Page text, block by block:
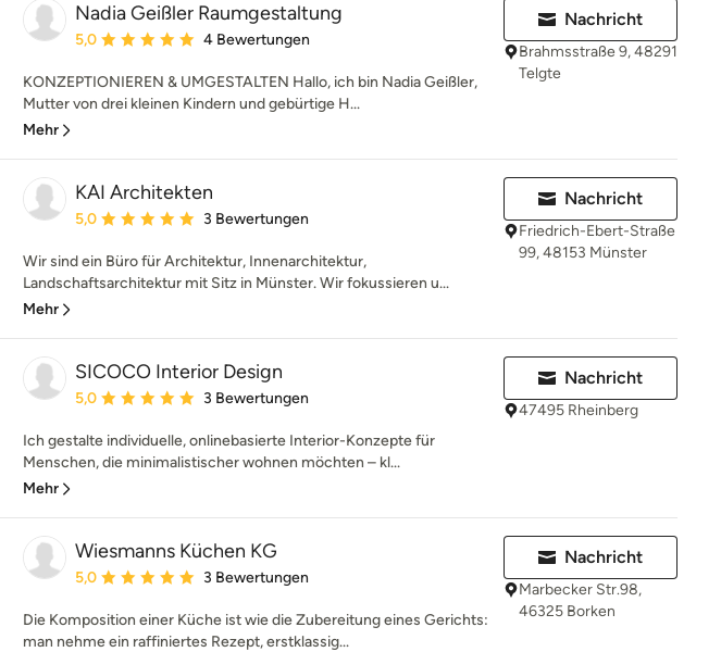
Nadia Geißler Raumgestaltung
Durchschnittliche Bewertung: 5 von 5 Sternen
5,0 4 Bewertungen
KONZEPTIONIEREN & UMGESTALTEN Hallo, ich bin Nadia Geißler,
Mutter von drei kleinen Kindern und gebürtige H...
Mehr
Nachricht
Brahmsstraße 9, 48291
Telgte
KAI Architekten
Durchschnittliche Bewertung: 5 von 5 Sternen
5,0 3 Bewertungen
Wir sind ein Büro für Architektur, Innenarchitektur,
Landschaftsarchitektur mit Sitz in Münster. Wir fokussieren u...
Mehr
Nachricht
Friedrich-Ebert-Straße
99, 48153 Münster
SICOCO Interior Design
Durchschnittliche Bewertung: 5 von 5 Sternen
5,0 3 Bewertungen
Ich gestalte individuelle, onlinebasierte Interior-Konzepte für
Menschen, die minimalistischer wohnen möchten – kl...
Mehr
Nachricht
47495 Rheinberg
Wiesmanns Küchen KG
Durchschnittliche Bewertung: 5 von 5 Sternen
5,0 3 Bewertungen
Die Komposition einer Küche ist wie die Zubereitung eines Gerichts:
man nehme ein raffiniertes Rezept, erstklassig...
Nachricht
Marbecker Str.98,
46325 Borken